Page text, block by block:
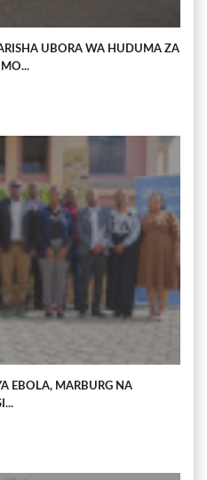
UBORA WA HUDUMA ZA
MO...
EBOLA, MARBURG NA